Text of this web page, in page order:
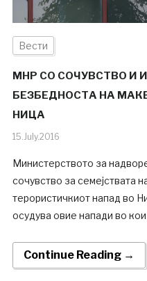
Вести
МНР СО СОЧУВСТВО
БЕЗБЕДНОСТА НА
НИЦА
15.July.2016
Министерството за
сочувство за семејствата
терористичкиот напад во
осудува овие напади во
Continue Reading →